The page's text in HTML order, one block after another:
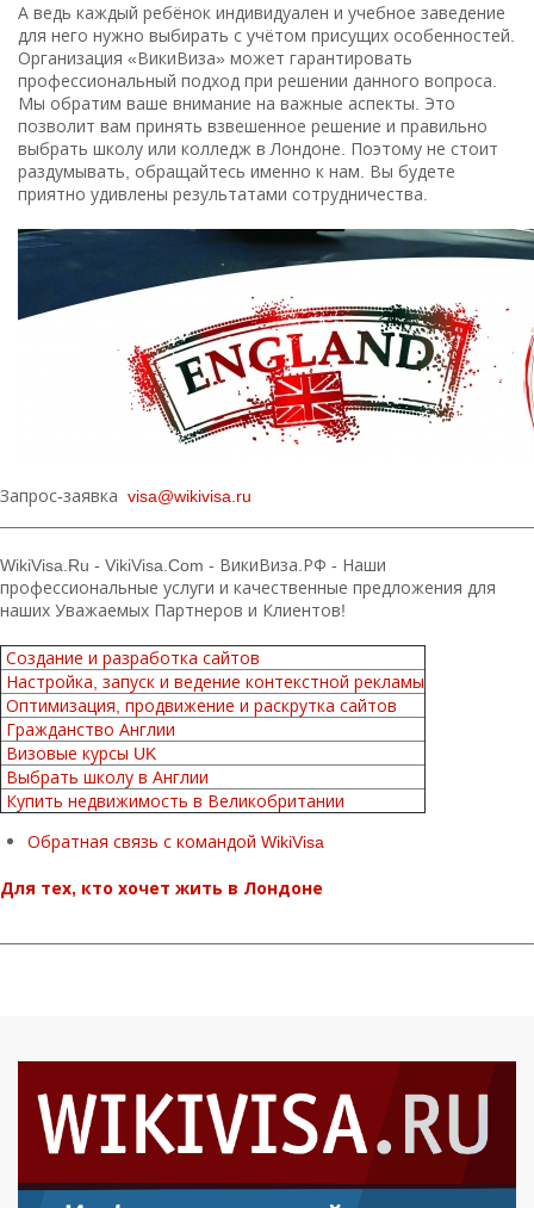
А ведь каждый ребёнок индивидуален и учебное заведение
для него нужно выбирать с учётом присущих особенностей.
Организация «ВикиВиза» может гарантировать
профессиональный подход при решении данного вопроса.
Мы обратим ваше внимание на важные аспекты. Это
позволит вам принять взвешенное решение и правильно
выбрать школу или колледж в Лондоне. Поэтому не стоит
раздумывать, обращайтесь именно к нам. Вы будете
приятно удивлены результатами сотрудничества.
Запрос-заявка visa@wikivisa.ru
WikiVisa.Ru - VikiVisa.Com - ВикиВиза.РФ - Наши
профессиональные услуги и качественные предложения для
наших Уважаемых Партнеров и Клиентов!
Создание и разработка сайтов
Настройка, запуск и ведение контекстной рекламы
Оптимизация, продвижение и раскрутка сайтов
Гражданство Англии
Визовые курсы UK
Выбрать школу в Англии
Купить недвижимость в Великобритании
Обратная связь с командой WikiVisa
Для тех, кто хочет жить в Лондоне